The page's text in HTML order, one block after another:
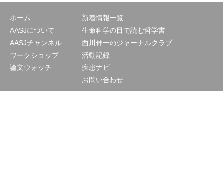
ホーム
AASJについて
AASJチャンネル
ワークショップ
論文ウォッチ
新着情報一覧
生命科学の目で読む哲学書
西川伸一のジャーナルクラブ
活動記録
疾患ナビ
お問い合わせ